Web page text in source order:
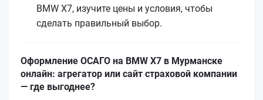
BMW X7, изучите цены и условия, чтобы
сделать правильный выбор.
Оформление ОСАГО на BMW X7 в Мурманске
онлайн: агрегатор или сайт страховой компании
— где выгоднее?